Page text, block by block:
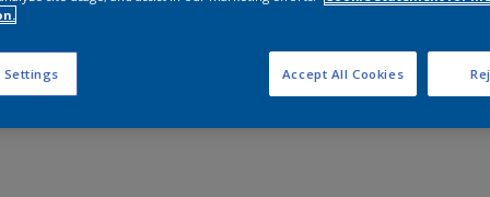
Settings Accept All Cookies